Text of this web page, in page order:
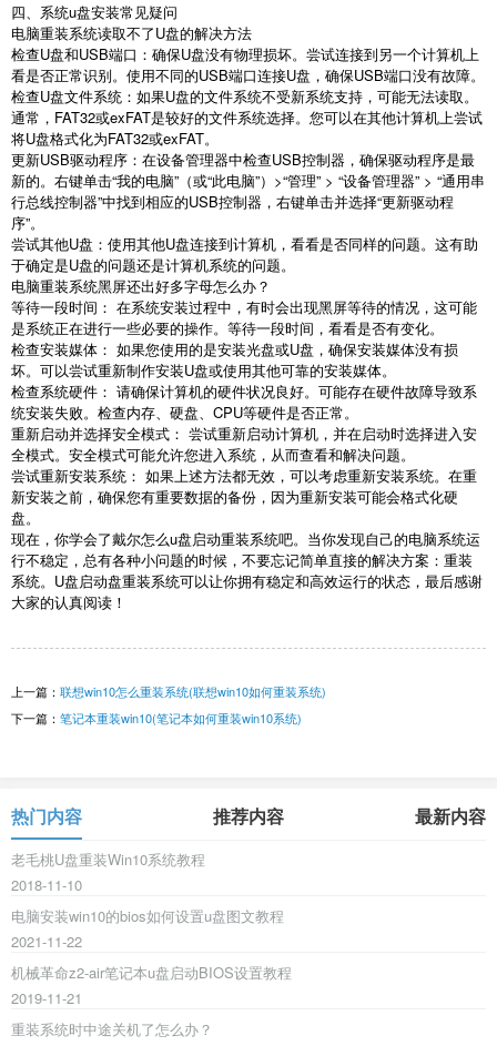
四、系统u盘安装常见疑问
电脑重装系统读取不了U盘的解决方法
检查U盘和USB端口：确保U盘没有物理损坏。尝试连接到另一个计算机上
看是否正常识别。使用不同的USB端口连接U盘，确保USB端口没有故障。
检查U盘文件系统：如果U盘的文件系统不受新系统支持，可能无法读取。
通常， FAT32或exFAT是较好的文件系统选择。您可以在其他计算机上尝试
将U盘格式化为FAT32或exFAT。
更新USB驱动程序：在设备管理器中检查USB控制器，确保驱动程序是最
新的。右键单击“我的电脑” （或“此电脑”） >“管理” > “设备管理器” > “通用串
行总线控制器”中找到相应的USB控制器，右键单击并选择“更新驱动程
序”。
尝试其他U盘：使用其他U盘连接到计算机，看看是否同样的问题。这有助
于确定是U盘的问题还是计算机系统的问题。
电脑重装系统黑屏还出好多字母怎么办？
等待一段时间： 在系统安装过程中，有时会出现黑屏等待的情况，这可能
是系统正在进行一些必要的操作。等待一段时间，看看是否有变化。
检查安装媒体： 如果您使用的是安装光盘或U盘，确保安装媒体没有损
坏。可以尝试重新制作安装U盘或使用其他可靠的安装媒体。
检查系统硬件： 请确保计算机的硬件状况良好。可能存在硬件故障导致系
统安装失败。检查内存、硬盘、 CPU等硬件是否正常。
重新启动并选择安全模式： 尝试重新启动计算机，并在启动时选择进入安
全模式。安全模式可能允许您进入系统，从而查看和解决问题。
尝试重新安装系统： 如果上述方法都无效，可以考虑重新安装系统。在重
新安装之前，确保您有重要数据的备份，因为重新安装可能会格式化硬
盘。
现在，你学会了戴尔怎么u盘启动重装系统吧。当你发现自己的电脑系统运
行不稳定，总有各种小问题的时候，不要忘记简单直接的解决方案：重装
系统。 U盘启动盘重装系统可以让你拥有稳定和高效运行的状态，最后感谢
大家的认真阅读！
上一篇： 联想win10怎么重装系统(联想win10如何重装系统)
下一篇： 笔记本重装win10(笔记本如何重装win10系统)
热门内容 推荐内容 最新内容
老毛桃U盘重装Win10系统教程
2018-11-10
电脑安装win10的bios如何设置u盘图文教程
2021-11-22
机械革命z2-air笔记本u盘启动BIOS设置教程
2019-11-21
重装系统时中途关机了怎么办？